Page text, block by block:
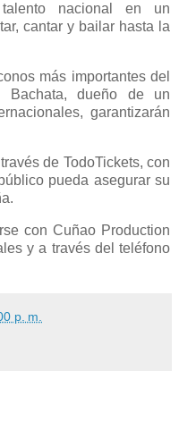
nacional en un
cantar y bailar hasta la
más importantes del
dueño de un
garantizarán
de TodoTickets, con
pueda asegurar su
con Cuñao Production
y a través del teléfono
p. m.